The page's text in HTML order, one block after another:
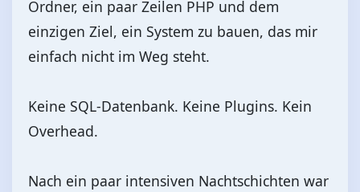
Ordner, ein paar Zeilen PHP und dem
einzigen Ziel, ein System zu bauen, das mir
einfach nicht im Weg steht.
Keine SQL-Datenbank. Keine Plugins. Kein
Overhead.
Nach ein paar intensiven Nachtschichten war